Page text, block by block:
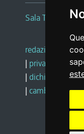
Sala Tiziano
redazione web
| privacy
| dichiarazione
| cambio